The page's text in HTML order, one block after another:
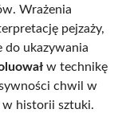
Wrażenia
pejzaży,
do ukazywania
w technikę
chwil w
w historii sztuki.